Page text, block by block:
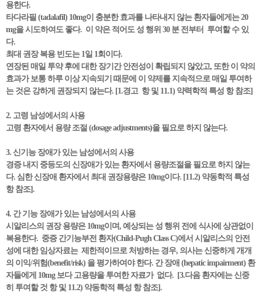
용한다.
타다라필 (tadalafil) 10mg이 충분한 효과를 나타내지 않는 환자들에게는 20
mg을 시도하여도 좋다. 이 약은 적어도 성 행위 30 분 전부터 투여할 수 있
다.
최대 권장 복용 빈도는 1일 1회이다.
연장된 매일 투약 후에 대한 장기간 안전성이 확립되지 않았고, 또한 이 약의
효과가 보통 하루 이상 지속되기 때문에 이 약제를 지속적으로 매일 투여하
는 것은 강하게 권장되지 않는다. [1.경고 항 및 11.1) 약력학적 특성 항 참조]
2. 고령 남성에서의 사용
고령 환자에서 용량 조절 (dosage adjustments)을 필요로 하지 않는다.
3. 신기능 장애가 있는 남성에서의 사용
경증 내지 중등도의 신장애가 있는 환자에서 용량조절을 필요로 하지 않는
다. 심한 신장애 환자에서 최대 권장용량은 10mg이다. [11.2) 약동학적 특성
항 참조].
4. 간 기능 장애가 있는 남성에서의 사용
시알리스의 권장 용량은 10mg이며, 예상되는 성 행위 전에 식사에 상관없이
복용한다. 중증 간기능부전 환자(Child-Pugh Class C)에서 시알리스의 안전
성에 대한 임상자료는 제한적이므로 처방하는 경우, 의사는 신중하게 개개
의 이익/위험(benefit/risk) 을 평가하여야 한다. 간 장애 (hepatic impairment) 환
자들에게 10mg 보다 고용량을 투여한 자료가 없다. [3.다음 환자에는 신중
히 투여할 것 항 및 11.2) 약동학적 특성 항 참조].